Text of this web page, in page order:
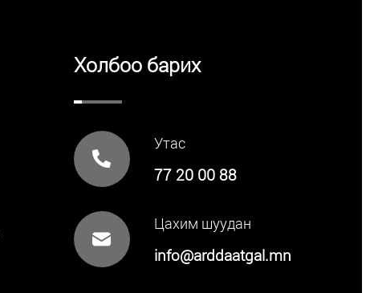
Холбоо барих
Утас
77 20 00 88
Цахим шуудан
info@arddaatgal.mn